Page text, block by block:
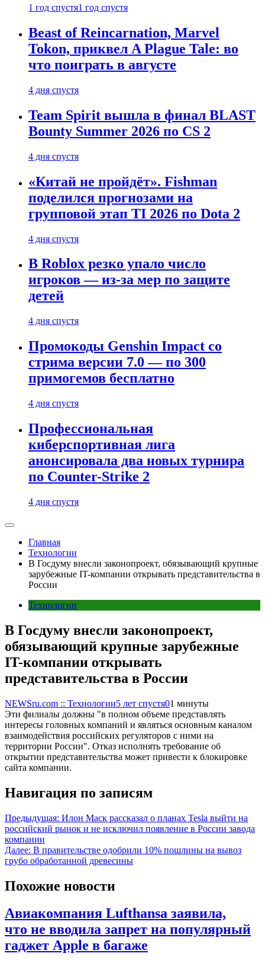
1 год спустя1 год спустя
Beast of Reincarnation, Marvel
Tokon, приквел A Plague Tale: во
что поиграть в августе
4 дня спустя
Team Spirit вышла в финал BLAST
Bounty Summer 2026 по CS 2
4 дня спустя
«Китай не пройдёт». Fishman
поделился прогнозами на
групповой этап TI 2026 по Dota 2
4 дня спустя
В Roblox резко упало число
игроков — из-за мер по защите
детей
4 дня спустя
Промокоды Genshin Impact со
стрима версии 7.0 — по 300
примогемов бесплатно
4 дня спустя
Профессиональная
киберспортивная лига
анонсировала два новых турнира
по Counter-Strike 2
4 дня спустя
Главная
Технологии
В Госдуму внесли законопроект, обязывающий крупные
зарубежные IT-компании открывать представительства в
России
Технологии
В Госдуму внесли законопроект,
обязывающий крупные зарубежные
IT-компании открывать
представительства в России
NEWSru.com :: Технологии5 лет спустя01 минуты
Эти филиалы должны "в полном объеме представлять
интересы головных компаний и являться основным каналом
взаимодействия российских регуляторов с ними на
территории России". Отказ исполнять требование об
открытии представительства может привести к блокировке
сайта компании.
Навигация по записям
Предыдущая: Илон Маск рассказал о планах Tesla выйти на
российский рынок и не исключил появление в России завода
компании
Далее: В правительстве одобрили 10% пошлины на вывоз
грубо обработанной древесины
Похожие новости
Авиакомпания Lufthansa заявила,
что не вводила запрет на популярный
гаджет Apple в багаже